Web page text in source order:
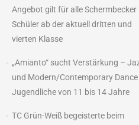
Angebot gilt für alle Schermbecker
Schüler ab der aktuell dritten und
vierten Klasse
„Amianto“ sucht Verstärkung –
und Modern/Contemporary
Jugendliche von 11 bis 14 Jahre
TC Grün-Weiß begeisterte beim